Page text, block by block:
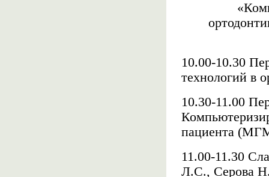
10.00-10.30
технологий в
10.30-11.00
пациента
11.00-11.30
Л.С., Серова